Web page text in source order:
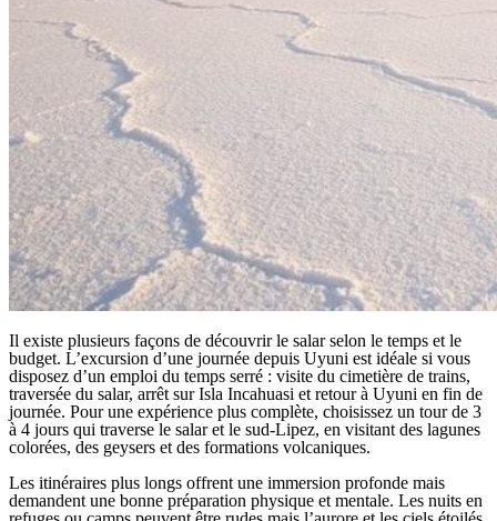
Il existe plusieurs façons de découvrir le salar selon le temps et le
budget. L’excursion d’une journée depuis Uyuni est idéale si vous
disposez d’un emploi du temps serré : visite du cimetière de trains,
traversée du salar, arrêt sur Isla Incahuasi et retour à Uyuni en fin de
journée. Pour une expérience plus complète, choisissez un tour de 3
à 4 jours qui traverse le salar et le sud-Lipez, en visitant des lagunes
colorées, des geysers et des formations volcaniques.
Les itinéraires plus longs offrent une immersion profonde mais
demandent une bonne préparation physique et mentale. Les nuits en